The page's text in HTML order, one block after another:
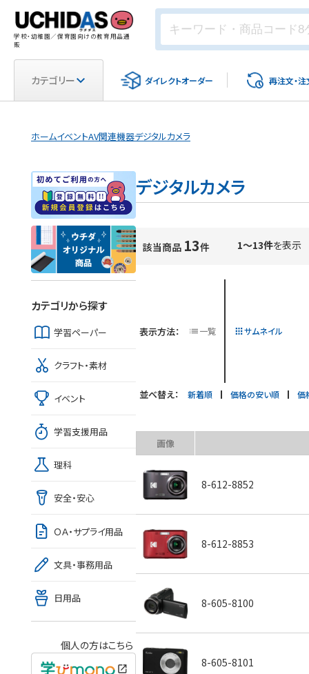
学校・幼稚園／保育園向けの教育用品通
販
カテゴリー ダイレクトオーダー 再注文・注
ホームイベントAV関連機器デジタルカメラ
デジタルカメラ
該当商品 13件 1～13件を表示
表示方法： 一覧 サムネイル
並べ替え： 新着順 価格の安い順 価
画像
8-612-8852
8-612-8853
8-605-8100
8-605-8101
カテゴリから探す
学習ペーパー
クラフト・素材
イベント
学習支援用品
理科
安全・安心
ＯＡ・サプライ用品
文具・事務用品
日用品
個人の方はこちら